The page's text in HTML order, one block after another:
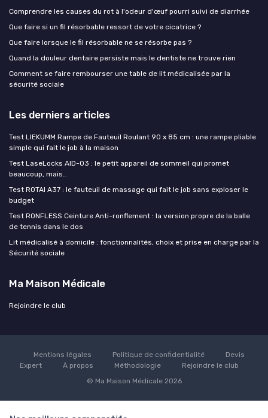
Comprendre les causes du rot à l'odeur d'œuf pourri suivi de diarrhée
Que faire si un fil résorbable ressort de votre cicatrice ?
Que faire lorsque le fil résorbable ne se résorbe pas ?
Quand la douleur dentaire persiste mais le dentiste ne trouve rien
Comment se faire rembourser une table de lit médicalisée par la
sécurité sociale
Les derniers articles
Test LIEKUMM Rampe de Fauteuil Roulant 90 x 85 cm : une rampe pliable
simple qui fait le job à la maison
Test LaseLocks AID-03 : le petit appareil de sommeil qui promet
beaucoup, mais…
Test ROTAI A37 : le fauteuil de massage qui fait le job sans exploser le
budget
Test RONFLESS Ceinture Anti-ronflement : la version propre de la balle
de tennis dans le dos
Lit médicalisé à domicile : fonctionnalités, choix et prise en charge par la
Sécurité sociale
Ma Maison Médicale
Rejoindre le club
Mentions légales Politique de confidentialité
Devis
Expert
À propos Méthodologie
Rejoindre le club
© Ma Maison Médicale 2026